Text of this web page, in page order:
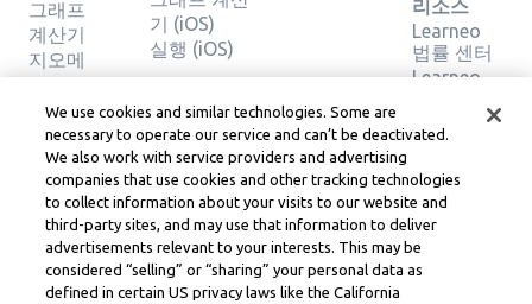
그래프
계산기
지오메
트리 계
산기
솔루션
확인
기 (iOS)
실행 (iOS)
리소스
Learneo
법률 센터
Learneo
Symbolab, a Learneo, Inc. business
© Learneo, Inc. 2024
We use cookies and similar technologies. Some are
necessary to operate our service and can’t be deactivated.
We also work with service providers and advertising
companies that use cookies and other tracking technologies
to collect information about your visits to our website and
third-party sites, and may use that information to deliver
advertisements relevant to your interests. This may be
considered “selling” or “sharing” your personal data as
defined in certain US privacy laws like the California